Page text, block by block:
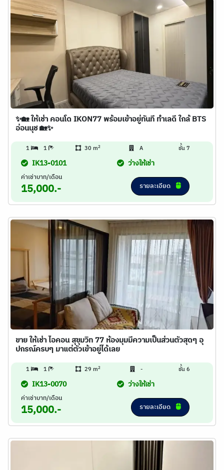
✨🏡 ให้เช่า คอนโด IKON77 พร้อมเข้าอยู่ทันที ทำเลดี ใกล้ BTS
อ่อนนุช 🏡✨
1 1 30 m2 A ชั้น 7
IK13-0101 ว่างให้เช่า
ค่าเช่าบาท/เดือน
15,000.- รายละเอียด
ขาย ให้เช่า ไอคอน สุขุมวิท 77 ห้องมุมมีความเป็นส่วนตัวสุดๆ อุ
ปกรณ์ครบๆ มาแต่ตัวเข้าอยู่ได้เลย
1 1 29 m2 - ชั้น 6
IK13-0070 ว่างให้เช่า
ค่าเช่าบาท/เดือน
15,000.- รายละเอียด